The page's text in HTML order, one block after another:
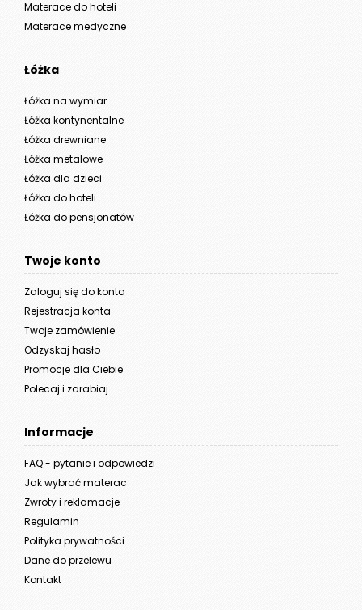
Materace do hoteli
Materace medyczne
Łóżka
Łóżka na wymiar
Łóżka kontynentalne
Łóżka drewniane
Łóżka metalowe
Łóżka dla dzieci
Łóżka do hoteli
Łóżka do pensjonatów
Twoje konto
Zaloguj się do konta
Rejestracja konta
Twoje zamówienie
Odzyskaj hasło
Promocje dla Ciebie
Polecaj i zarabiaj
Informacje
FAQ - pytanie i odpowiedzi
Jak wybrać materac
Zwroty i reklamacje
Regulamin
Polityka prywatności
Dane do przelewu
Kontakt